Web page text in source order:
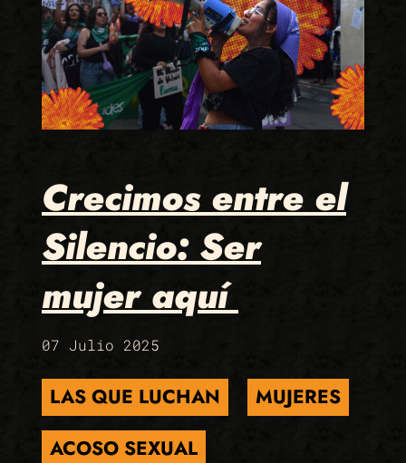
Crecimos entre el
Silencio: Ser
mujer aquí
07 Julio 2025
LAS QUE LUCHAN
MUJERES
ACOSO SEXUAL